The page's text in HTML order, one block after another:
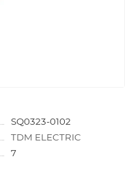
SQ0323-0102
TDM ELECTRIC
7